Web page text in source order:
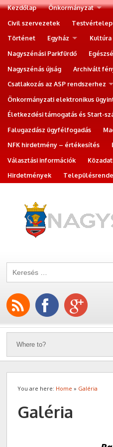
Kezdőlap Önkormányzat
Civil szervezetek
Történet
Egyház Kultúra
Nagyszénási Parkfürdő
Nagyszénás újság
Archivált
Csatlakozás az ASP rendszerhez
Önkormányzati elektronikus
Életkezdési támogatás és Start-
Falugazdász ügyfélfogadás
NFK hirdetmény – értékesítés
Választási információk
Hirdetmények
You are here: Home » Galéria
Galéria